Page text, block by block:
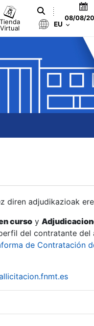
Tienda
Virtual
08/08/
EU
diren adjudikazioak
curso y
del contratante del
de Contratación